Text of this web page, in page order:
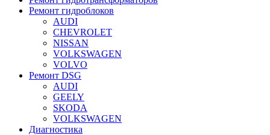
Ремонт гидроблоков
AUDI
CHEVROLET
NISSAN
VOLKSWAGEN
VOLVO
Ремонт DSG
AUDI
GEELY
SKODA
VOLKSWAGEN
Диагностика